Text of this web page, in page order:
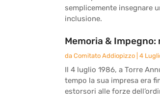
semplicemente insegnare
inclusione.
Memoria &
da Comitato Addiopizzo 4
Il 4 luglio 1986, a Torre
tempo la sua impresa era
estorsori alle forze